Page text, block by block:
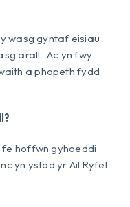
wasg gyntaf eisiau
arall. Ac yn fwy
a phopeth fydd
fe hoffwn gyhoeddi
yn ystod yr Ail Ryfel